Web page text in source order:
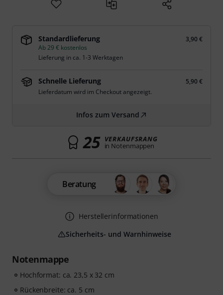
Notenmappe
Hochformat: ca. 23,5 x 32 cm
Rückenbreite: ca. 5 cm
Standardlieferung
3,90 €
Ab 29 € kostenlos
Lieferung in ca. 1-3 Werktagen
Schnelle Lieferung
5,90 €
Lieferdatum wird im Checkout angezeigt.
Infos zum Versand
25 VERKAUFSRANG
in Notenmappen
Beratung
Herstellerinformationen
Sicherheits- und Warnhinweise